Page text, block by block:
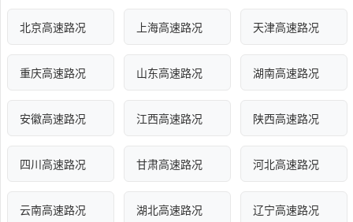
北京高速路况 上海高速路况 天津高速路况
重庆高速路况 山东高速路况 湖南高速路况
安徽高速路况 江西高速路况 陕西高速路况
四川高速路况 甘肃高速路况 河北高速路况
云南高速路况 湖北高速路况 辽宁高速路况